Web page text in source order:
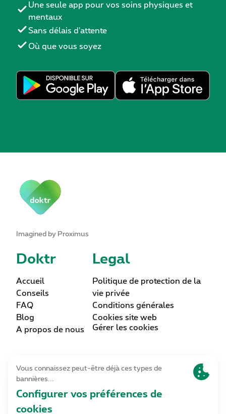
Une seule app pour vos soins physiques et
mentaux
Sans délais d'attente
Où que vous soyez
Imagined by Proximus
Doktr
Accueil
Conseils
FAQ
Blog
A propos de nous
Legal
Politique de protection de la
vie privée
Conditions générales
Cookies site web
Gérer les cookies
Lettre d’information
Inscrivez-vous
Contact